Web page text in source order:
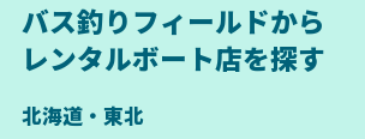
バス釣りフィールドから
レンタルボート店を探す
北海道・東北